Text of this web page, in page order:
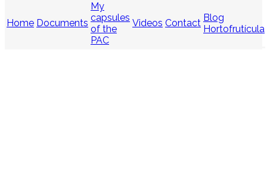
Home Documents
My
capsules
of the
PAC
Videos Contact Blog
Hortofrutícula